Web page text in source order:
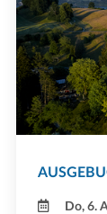
Do, 6.